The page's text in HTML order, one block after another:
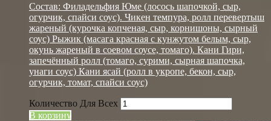
Состав: Филадельфия Юме (лосось шапочкой, сыр,
огурчик, спайси соус). Чикен темпура, ролл перевертыш
жареный (курочка копченая, сыр, корнишоны, сырный
соус) Рыжик (масага красная с кунжутом белым, сыр,
окунь жареный в соевом соусе, томаго). Кани Гири,
запечённый ролл (томаго, сурими, сырная шапочка,
унаги соус) Кани ясай (ролл в укропе, бекон, сыр,
огурчик, томат, спайси соус)
Количество Для Всех
В корзину